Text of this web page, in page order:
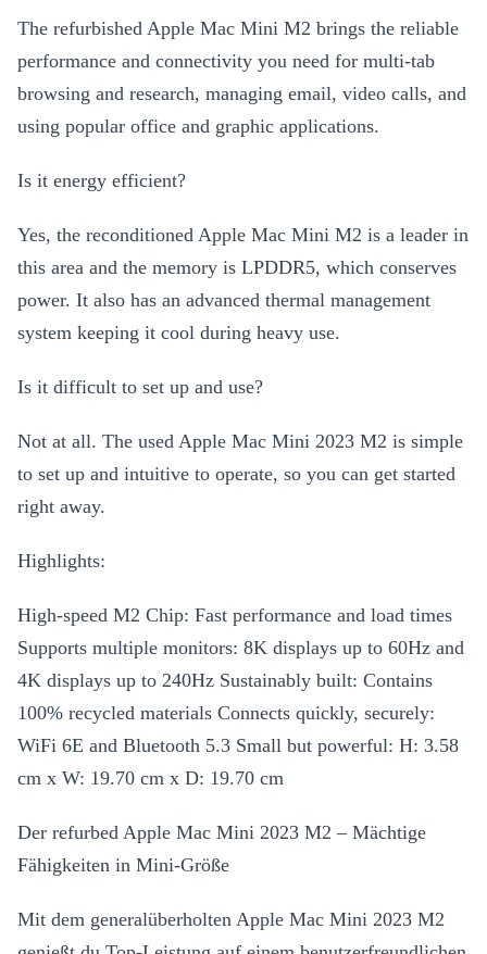
The refurbished Apple Mac Mini M2 brings the reliable
performance and connectivity you need for multi-tab
browsing and research, managing email, video calls, and
using popular office and graphic applications.
Is it energy efficient?
Yes, the reconditioned Apple Mac Mini M2 is a leader in
this area and the memory is LPDDR5, which conserves
power. It also has an advanced thermal management
system keeping it cool during heavy use.
Is it difficult to set up and use?
Not at all. The used Apple Mac Mini 2023 M2 is simple
to set up and intuitive to operate, so you can get started
right away.
Highlights:
High-speed M2 Chip: Fast performance and load times
Supports multiple monitors: 8K displays up to 60Hz and
4K displays up to 240Hz Sustainably built: Contains
100% recycled materials Connects quickly, securely:
WiFi 6E and Bluetooth 5.3 Small but powerful: H: 3.58
cm x W: 19.70 cm x D: 19.70 cm
Der refurbed Apple Mac Mini 2023 M2 – Mächtige
Fähigkeiten in Mini-Größe
Mit dem generalüberholten Apple Mac Mini 2023 M2